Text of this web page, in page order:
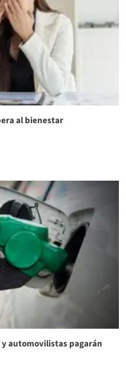
al bienestar
automovilistas pagarán